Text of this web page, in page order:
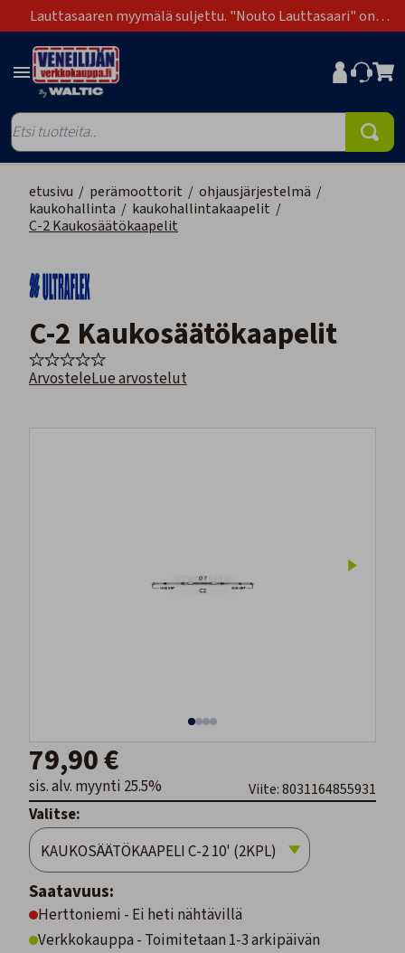
Lauttasaaren myymälä suljettu. "Nouto Lauttasaari" on
poistunut toimitustapavaihtoehdoista.
etusivu / perämoottorit / ohjausjärjestelmä /
kaukohallinta / kaukohallintakaapelit /
C-2 Kaukosäätökaapelit
C-2 Kaukosäätökaapelit
ArvosteleLue arvostelut
79,90 €
sis. alv. myynti 25.5% Viite: 8031164855931
Valitse:
Saatavuus:
Herttoniemi - Ei heti nähtävillä
Verkkokauppa - Toimitetaan 1-3 arkipäivän